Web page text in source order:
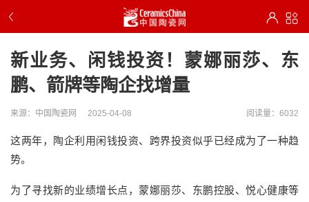
新业务、闲钱投资！蒙娜丽莎、东
鹏、箭牌等陶企找增量
来源：中国陶瓷网 2025-04-08 阅读量：6032
这两年，陶企利用闲钱投资、跨界投资似乎已经成为了一种趋
势。
为了寻找新的业绩增长点，蒙娜丽莎、东鹏控股、悦心健康等